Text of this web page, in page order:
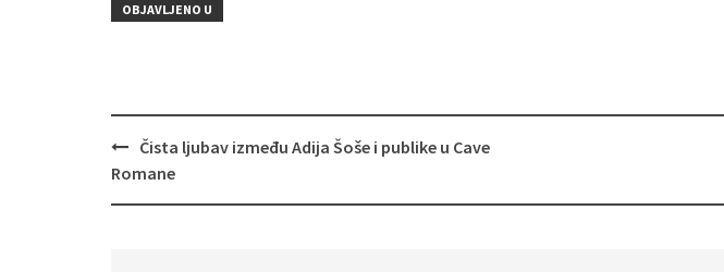
OBJAVLJENO U
Navigacija
objava
Čista ljubav između Adija Šoše i publike u Cave
Romane